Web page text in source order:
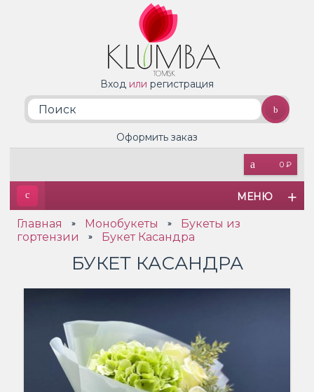
Вход или регистрация
0 ₽
Оформить заказ
МЕНЮ
Главная » Монобукеты »
Букеты из
гортензии
» Букет Касандра
БУКЕТ КАСАНДРА